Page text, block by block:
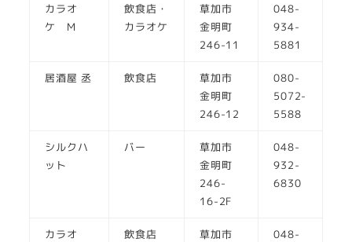
カラオ
ケ M
飲食店・
カラオケ
草加市
金明町
246-11
048-
934-
5881
居酒屋 丞 飲食店
草加市
金明町
246-12
080-
5072-
5588
シルクハ
ット
バー
草加市
金明町
246-
16-2F
048-
932-
6830
カラオ
飲食店
草加市
048-